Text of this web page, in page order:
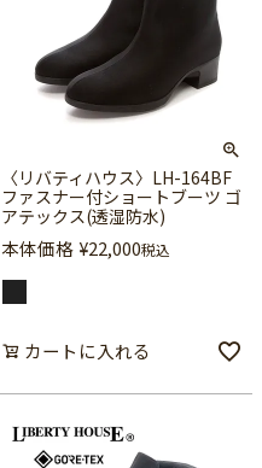
〈リバティハウス〉LH-164BF
ファスナー付ショートブーツ ゴ
アテックス(透湿防水)
本体価格 ¥22,000税込
カートに入れる